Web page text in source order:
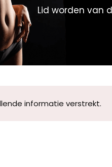
Lid worden van
informatie verstrekt.